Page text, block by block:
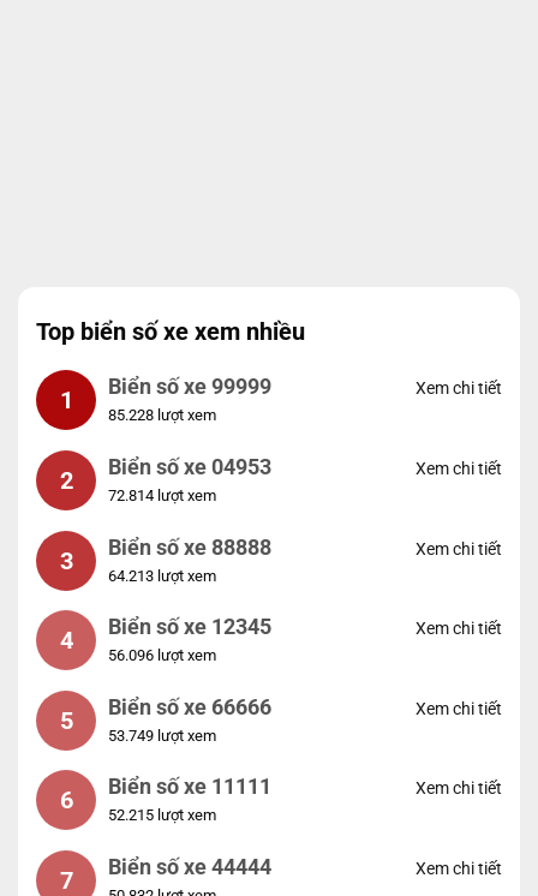
Top biển số xe xem nhiều
1 Biển số xe 99999
85.228 lượt xem
Xem chi tiết
2 Biển số xe 04953
72.814 lượt xem
Xem chi tiết
3 Biển số xe 88888
64.213 lượt xem
Xem chi tiết
4 Biển số xe 12345
56.096 lượt xem
Xem chi tiết
5 Biển số xe 66666
53.749 lượt xem
Xem chi tiết
6 Biển số xe 11111
52.215 lượt xem
Xem chi tiết
7 Biển số xe 44444 Xem chi tiết